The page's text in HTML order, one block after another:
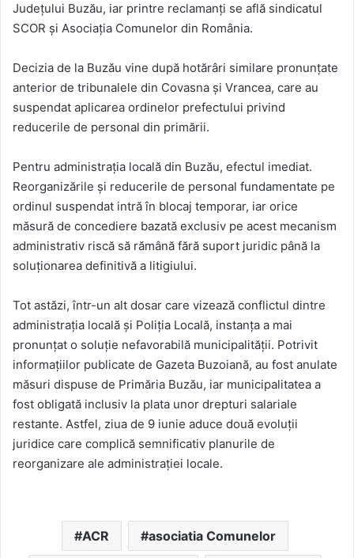
Județului Buzău, iar printre reclamanți se află sindicatul
SCOR și Asociația Comunelor din România.
Decizia de la Buzău vine după hotărâri similare pronunțate
anterior de tribunalele din Covasna și Vrancea, care au
suspendat aplicarea ordinelor prefectului privind
reducerile de personal din primării.
Pentru administrația locală din Buzău, efectul imediat.
Reorganizările și reducerile de personal fundamentate pe
ordinul suspendat intră în blocaj temporar, iar orice
măsură de concediere bazată exclusiv pe acest mecanism
administrativ riscă să rămână fără suport juridic până la
soluționarea definitivă a litigiului.
Tot astăzi, într-un alt dosar care vizează conflictul dintre
administrația locală și Poliția Locală, instanța a mai
pronunțat o soluție nefavorabilă municipalității. Potrivit
informațiilor publicate de Gazeta Buzoiană, au fost anulate
măsuri dispuse de Primăria Buzău, iar municipalitatea a
fost obligată inclusiv la plata unor drepturi salariale
restante. Astfel, ziua de 9 iunie aduce două evoluții
juridice care complică semnificativ planurile de
reorganizare ale administrației locale.
ACR asociatia Comunelor